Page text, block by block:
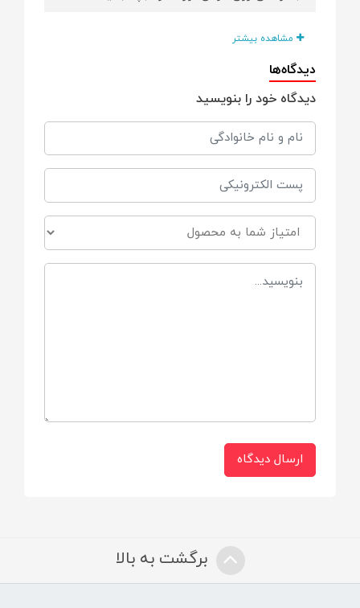
بعد از حمام هم به راحتی کنده می شود.
این محصول برای کودکانی که در برابر آب و
شامپو حساسیت نشان می دهند، گزینه ای
باید در شرایط خشک و خارج از حمام نگهداری
شود.
امکان استفاده از این محصول برای استخر و
آرایشگاه نیز وجود دارد.
ضد باکتری و ضد عفونت است.
مناسب برای
از بدو تولد
مشاهده بیشتر
دیدگاه‌ها
دیدگاه خود را بنویسید
ارسال دیدگاه
برگشت به بالا